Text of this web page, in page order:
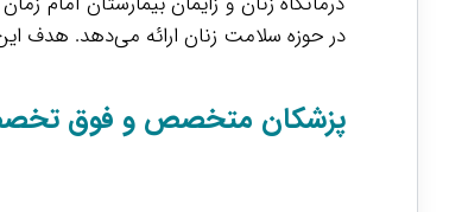
در حوزه سلامت زنان ارائه می‌دهد. هدف
پزشکان متخصص و فوق